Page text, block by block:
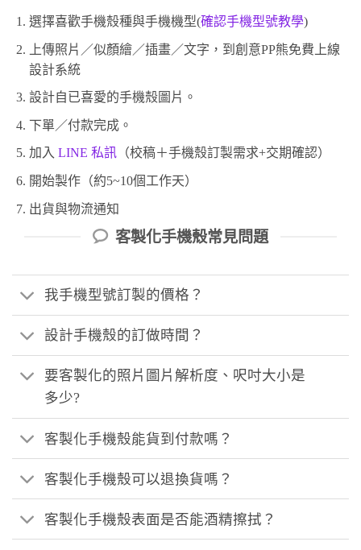
選擇喜歡手機殼種與手機機型(確認手機型號教學)
上傳照片／似顏繪／插畫／文字，到創意PP熊免費上線
設計系統
設計自已喜愛的手機殼圖片。
下單／付款完成。
加入 LINE 私訊（校稿＋手機殼訂製需求+交期確認）
開始製作（約5~10個工作天）
出貨與物流通知
客製化手機殼常見問題
我手機型號訂製的價格？
設計手機殼的訂做時間？
要客製化的照片圖片解析度、呎吋大小是
多少?
客製化手機殼能貨到付款嗎？
客製化手機殼可以退換貨嗎？
客製化手機殼表面是否能酒精擦拭？